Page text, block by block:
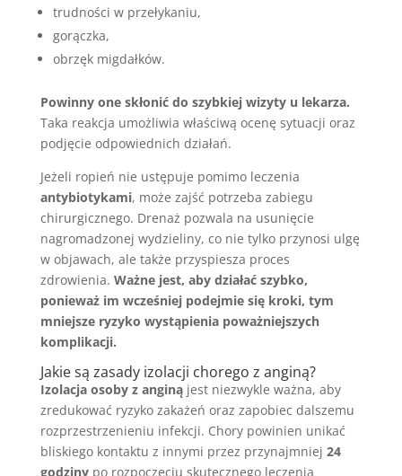
trudności w przełykaniu,
gorączka,
obrzęk migdałków.
Powinny one skłonić do szybkiej wizyty u lekarza.
Taka reakcja umożliwia właściwą ocenę sytuacji oraz
podjęcie odpowiednich działań.
Jeżeli ropień nie ustępuje pomimo leczenia
antybiotykami, może zajść potrzeba zabiegu
chirurgicznego. Drenaż pozwala na usunięcie
nagromadzonej wydzieliny, co nie tylko przynosi ulgę
w objawach, ale także przyspiesza proces
zdrowienia. Ważne jest, aby działać szybko,
ponieważ im wcześniej podejmie się kroki, tym
mniejsze ryzyko wystąpienia poważniejszych
komplikacji.
Jakie są zasady izolacji chorego z anginą?
Izolacja osoby z anginąjest niezwykle ważna, aby
zredukować ryzyko zakażeń oraz zapobiec dalszemu
rozprzestrzenieniu infekcji. Chory powinien unikać
bliskiego kontaktu z innymi przez przynajmniej 24
godzinypo rozpoczęciu skutecznego leczenia